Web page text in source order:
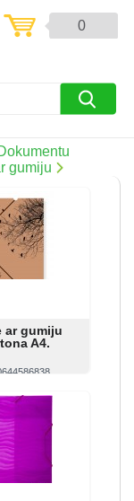
0
gumiju
ar gumiju
A4.
Pirkt